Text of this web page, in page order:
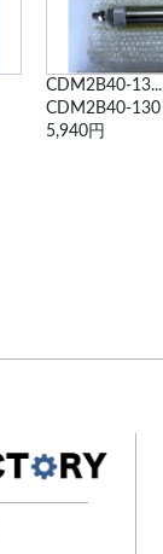
CDM2B40-13...
CDM2B40-130
5,940円